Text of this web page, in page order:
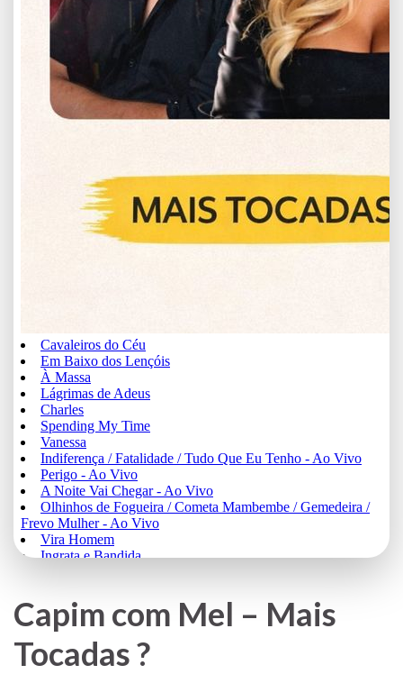
Capim com Mel – Mais
Tocadas ?